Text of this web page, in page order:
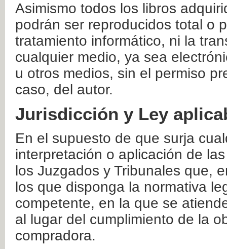
Asimismo todos los libros
podrán ser reproducidos total o
tratamiento informático, ni la
cualquier medio, ya sea
u otros medios, sin el permiso
caso, del autor.
Jurisdicción y Ley
En el supuesto de que surja
interpretación o aplicación de
los Juzgados y Tribunales que,
los que disponga la normativa
competente, en la que se
al lugar del cumplimiento de la
compradora.